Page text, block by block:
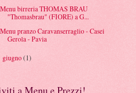
Menu birreria THOMAS BRAU
"Thomasbrau" (FIORE) a G...
Menu pranzo Caravanserraglio - Casei
Gerola - Pavia
giugno(1)
a Menu e Prezzi!